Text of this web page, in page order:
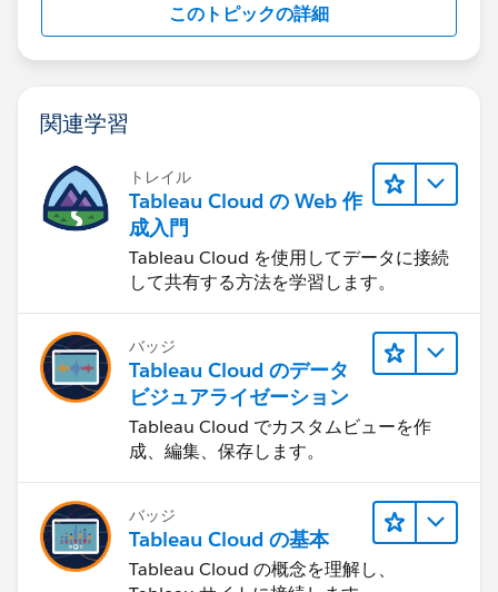
このトピックの詳細
関連学習
トレイル
Tableau Cloud の Web 作
成入門
Tableau Cloud を使用してデータに接続
して共有する方法を学習します。
バッジ
Tableau Cloud のデータ
ビジュアライゼーション
Tableau Cloud でカスタムビューを作
成、編集、保存します。
バッジ
Tableau Cloud の基本
Tableau Cloud の概念を理解し、